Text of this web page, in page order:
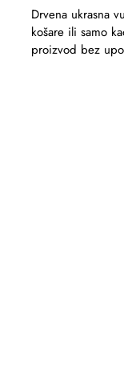
Drvena ukrasna
košare ili samo
proizvod bez